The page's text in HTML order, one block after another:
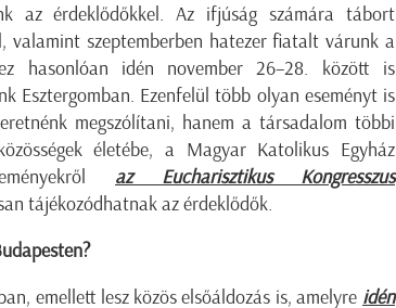
az érdeklődőkkel. Az ifjúság számára tábort
valamint szeptemberben hatezer fiatalt várunk a
hasonlóan idén november 26–28. között is
Esztergomban. Ezenfelül több olyan eseményt is
megszólítani, hanem a társadalom többi
életébe, a Magyar Katolikus Egyház
az Eucharisztikus Kongresszus
tájékozódhatnak az érdeklődők.
emellett lesz közös elsőáldozás is, amelyre idén